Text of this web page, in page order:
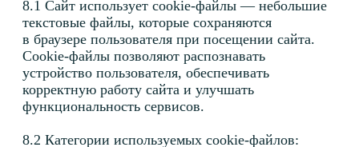
Назначение лица, ответственного
за организацию обработки персональных
данных;
Ознакомление работников, непосредственно
осуществляющих обработку персональных
данных, с положениями законодательства РФ
о персональных данных, и проведение
регулярного обучения по вопросам защиты
персональных данных;
Контроль за принимаемыми мерами
данных.